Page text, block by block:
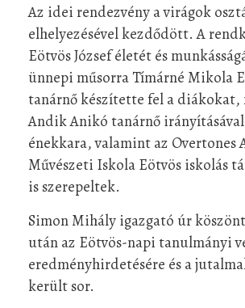
Az idei rendezvény a virágok
elhelyezésével kezdődött. A
Eötvös József életét és
ünnepi műsorra Tímárné Mikola
tanárnő készítette fel a diákokat,
Andik Anikó tanárnő
énekkara, valamint az Overtones
Művészeti Iskola Eötvös iskolás
is szerepeltek.
Simon Mihály igazgató úr
után az Eötvös-napi tanulmányi
eredményhirdetésére és a
került sor.